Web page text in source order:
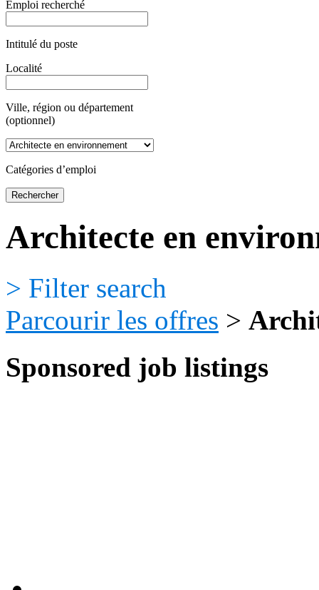
Emploi recherché
Intitulé du poste
Localité
Ville, région ou département
(optionnel)
Catégories d’emploi
Architecte en
> Filter search
Parcourir les offres >
Sponsored job listings